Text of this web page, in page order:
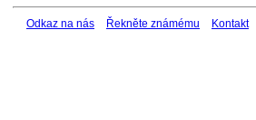
Odkaz na nás Řekněte známému Kontakt